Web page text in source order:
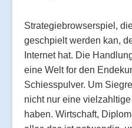
Strategiebrowserspiel,
geschpielt werden kan,
Internet hat. Die
eine Welt for den
Schiesspulver. Um
nicht nur eine
haben. Wirtschaft,